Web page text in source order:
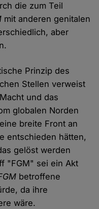
die zum Teil
mit anderen genitalen
aber
Prinzip des
Stellen verweist
und das
globalen Norden
breite Front an
entschieden hätten,
gelöst werden
"FGM" sei ein Akt
betroffene
da ihre
wäre.